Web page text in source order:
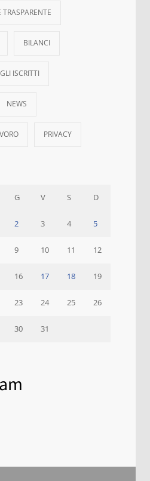
BILANCI
ISCRITTI
NEWS
PRIVACY
G V S D
2 3 4 5
9 10 11 12
16 17 18 19
23 24 25 26
30
31